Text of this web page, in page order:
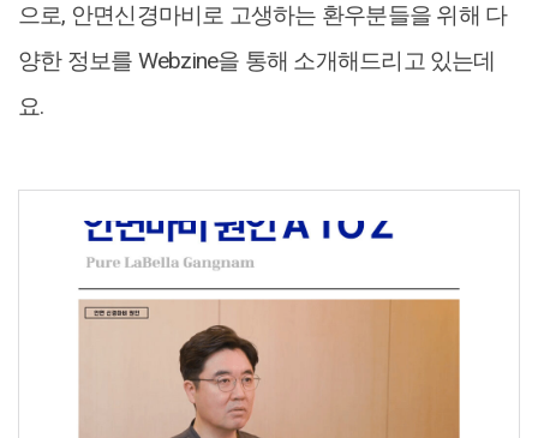
으로, 안면신경마비로 고생하는 환우분들을 위해 다
양한 정보를 Webzine을 통해 소개해드리고 있는데
요.